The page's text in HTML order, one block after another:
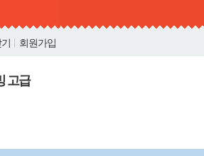
회원가입
고급